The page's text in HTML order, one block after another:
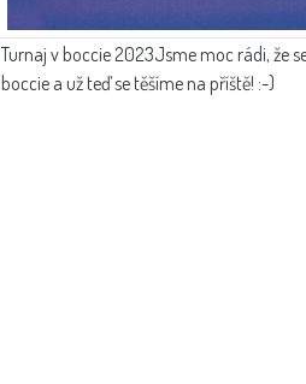
Turnaj v boccie 2023Jsme moc rádi, že
boccie a už teď se těšíme na příště! :-)